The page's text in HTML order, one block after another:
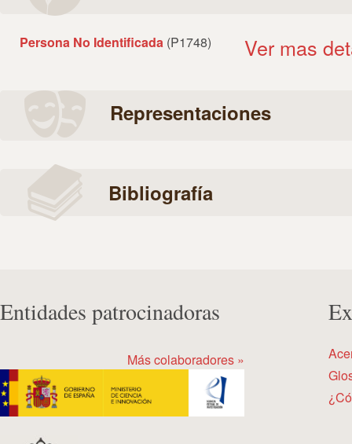
Persona No Identificada (P1748) Ver mas
Representaciones
Bibliografía
Entidades patrocinadoras
Más colaboradores »